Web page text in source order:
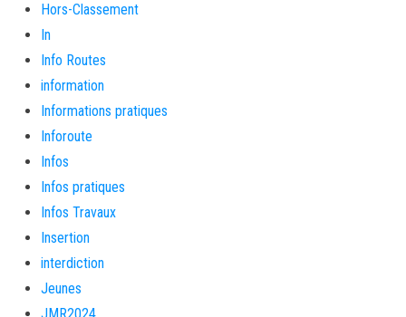
Hors-Classement
In
Info Routes
information
Informations pratiques
Inforoute
Infos
Infos pratiques
Infos Travaux
Insertion
interdiction
Jeunes